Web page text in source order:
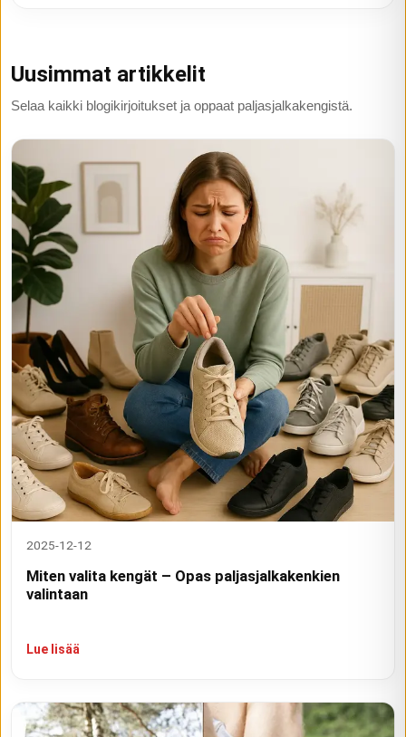
Uusimmat artikkelit
Selaa kaikki blogikirjoitukset ja oppaat paljasjalkakengistä.
2025-12-12
Miten valita kengät – Opas paljasjalkakenkien
valintaan
Lue lisää